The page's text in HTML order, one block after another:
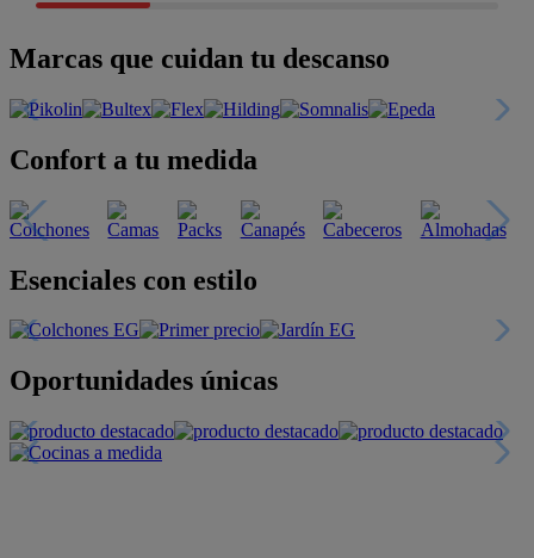
Marcas que cuidan tu descanso
Confort a tu medida
Esenciales con estilo
Oportunidades únicas